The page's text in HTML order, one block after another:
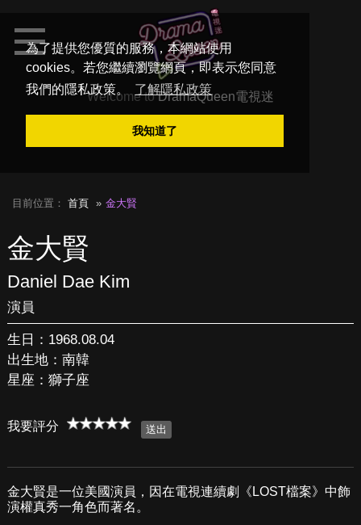
為了提供您優質的服務，本網站使用
cookies。若您繼續瀏覽網頁，即表示您同意
我們的隱私政策。
了解隱私政策
我知道了
Welcome toDramaQueen電視迷
目前位置： 首頁 金大賢
金大賢
Daniel Dae Kim
演員
生日：1968.08.04
出生地：南韓
星座：獅子座
我要評分
金大賢是一位美國演員，因在電視連續劇《LOST檔案》中飾
演權真秀一角色而著名。